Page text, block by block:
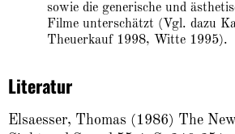
sowie die generische und
Filme unterschätzt (Vgl. dazu
Theuerkauf 1998, Witte 1995).
Literatur
Elsaesser, Thomas (1986) The